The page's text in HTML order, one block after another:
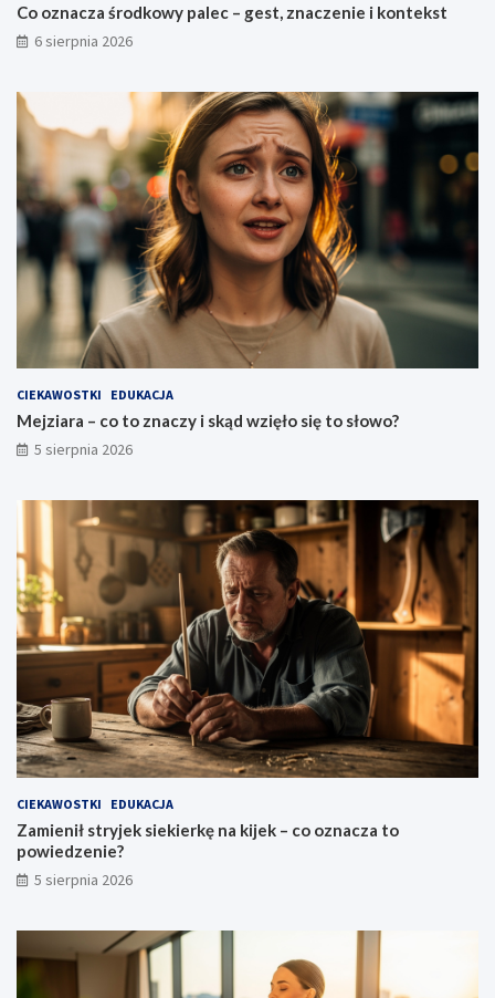
Co oznacza środkowy palec – gest, znaczenie i kontekst
6 sierpnia 2026
CIEKAWOSTKI EDUKACJA
Mejziara – co to znaczy i skąd wzięło się to słowo?
5 sierpnia 2026
CIEKAWOSTKI EDUKACJA
Zamienił stryjek siekierkę na kijek – co oznacza to
powiedzenie?
5 sierpnia 2026